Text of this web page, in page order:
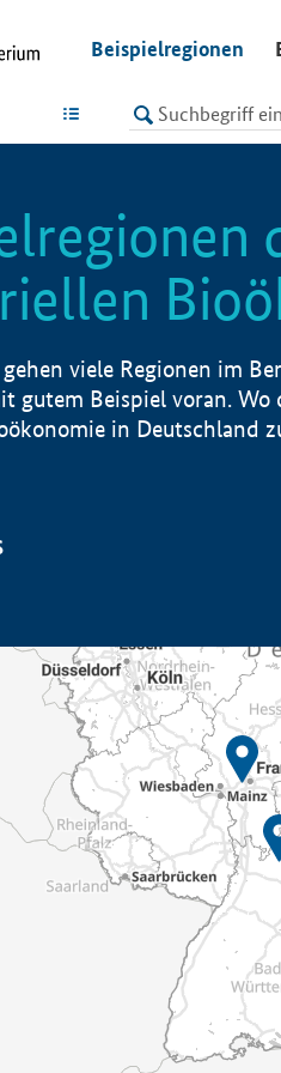
Beispielregionen
LISTE
viele Regionen im
gutem Beispiel voran. Wo
in Deutschland